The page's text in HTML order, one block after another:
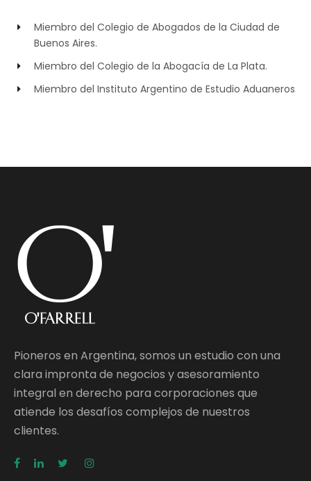
Miembro del Colegio de Abogados de la Ciudad de
Buenos Aires.
Miembro del Colegio de la Abogacía de La Plata.
Miembro del Instituto Argentino de Estudio Aduaneros
Pioneros en Argentina, somos un estudio con una
clara impronta de negocios y asesoramiento
integral en derecho para corporaciones que
atiende los desafíos complejos de nuestros
clientes.